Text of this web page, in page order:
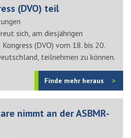
(DVO) teil
sich, am diesjährigen
(DVO) vom 18. bis 20.
teilnehmen zu können.
Finde mehr heraus
nimmt an der ASBMR-